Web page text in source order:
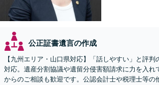
公正証書遺言の作成
【九州エリア・山口県対応】「話しやすい」と評判
対応。遺産分割協議や遺留分侵害額請求に力を入れ
からのご相談も歓迎です。公認会計士や税理士等の